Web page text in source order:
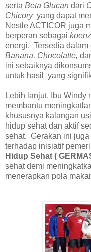
serta Beta Glucan dari
Chicoryyang dapat
Nestle ACTICOR juga
berperan sebagai
energi. Tersedia dalam
Banana, Chocolatte,
ini sebaiknya
untuk hasil yang
Lebih lanjut, Ibu Windy
membantu
khususnya kalangan
hidup sehat dan aktif
sehat. Gerakan ini
terhadap inisiatif
Hidup Sehat (
sehat demi
menerapkan pola